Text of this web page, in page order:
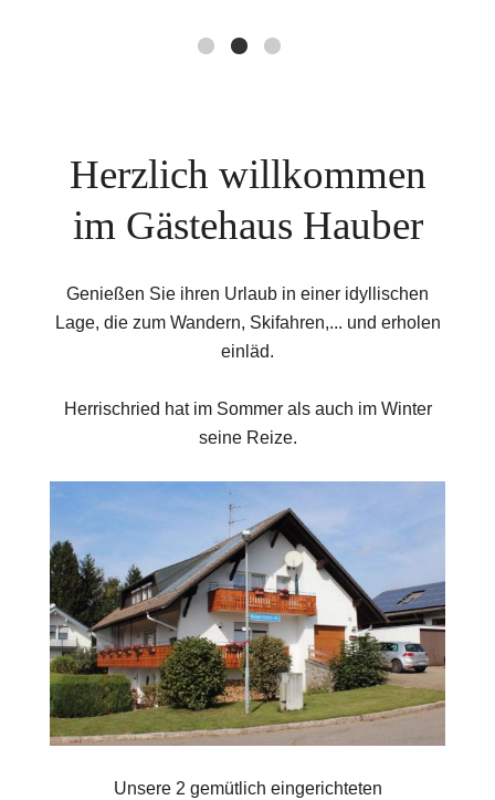
Herzlich willkommen
im Gästehaus Hauber
Genießen Sie ihren Urlaub in einer idyllischen
Lage, die zum Wandern, Skifahren,... und erholen
einläd.
Herrischried hat im Sommer als auch im Winter
seine Reize.
Unsere 2 gemütlich eingerichteten